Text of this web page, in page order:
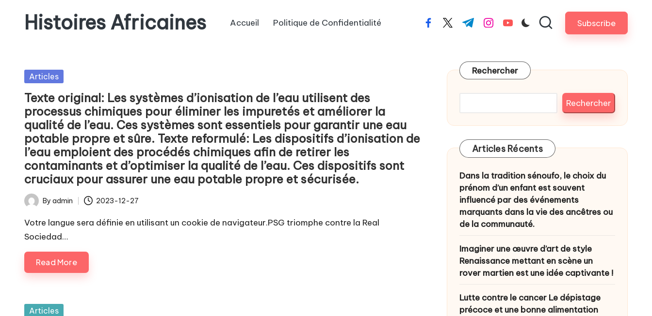
Histoires Africaines Accueil Politique de Confidentialité facebook.com
twitter.com
t.me instagram.com
youtube.com Subscribe
Posted
Articles
Texte original: Les systèmes d’ionisation de l’eau utilisent des
processus chimiques pour éliminer les impuretés et améliorer la
qualité de l’eau. Ces systèmes sont essentiels pour garantir une eau
potable propre et sûre. Texte reformulé: Les dispositifs d’ionisation de
l’eau emploient des procédés chimiques afin de retirer les
contaminants et d’optimiser la qualité de l’eau. Ces dispositifs sont
cruciaux pour assurer une eau potable propre et sécurisée.
Posted
by
By admin 2023-12-27
Votre langue sera définie en utilisant un cookie de navigateur.PSG triomphe contre la Real
Sociedad…
Read More
Posted
Articles
Rechercher
Rechercher
Articles Récents
Dans la tradition sénoufo, le choix du
prénom d’un enfant est souvent
influencé par des événements
marquants dans la vie des ancêtres ou
de la communauté.
Imaginer une œuvre d’art de style
Renaissance mettant en scène un
rover martien est une idée captivante !
Lutte contre le cancer Le dépistage
précoce et une bonne alimentation